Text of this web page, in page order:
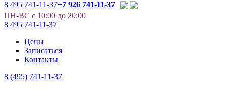
8 495 741-11-37+7 926 741-11-37
ПН-ВС с 10:00 до 20:00
8 495 741-11-37
Цены
Записаться
Контакты
8 (495) 741-11-37